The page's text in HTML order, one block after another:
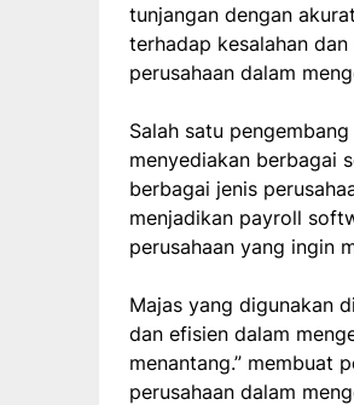
tunjangan dengan
terhadap kesalahan
perusahaan dalam
Salah satu
menyediakan berbagai
berbagai jenis
menjadikan payroll
perusahaan yang ingin
Majas yang digunakan
dan efisien dalam
menantang.” membuat
perusahaan dalam